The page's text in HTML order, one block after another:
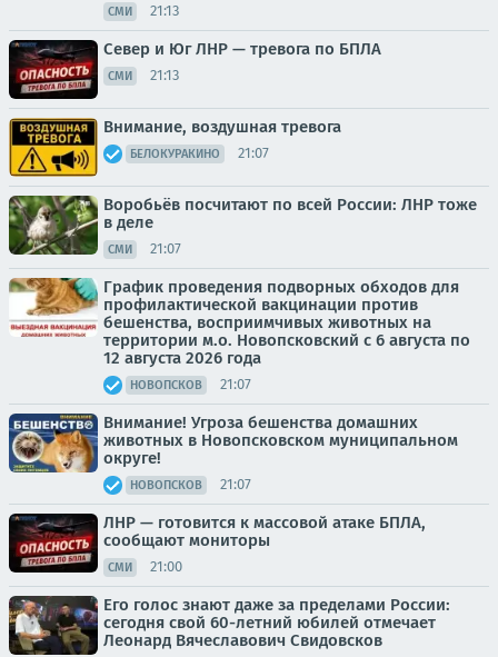
СМИ 21:13
Север и Юг ЛНР — тревога по БПЛА
СМИ 21:13
Внимание, воздушная тревога
БЕЛОКУРАКИНО 21:07
Воробьёв посчитают по всей России: ЛНР тоже
в деле
СМИ 21:07
График проведения подворных обходов для
профилактической вакцинации против
бешенства, восприимчивых животных на
территории м.о. Новопсковский с 6 августа по
12 августа 2026 года
НОВОПСКОВ 21:07
Внимание! Угроза бешенства домашних
животных в Новопсковском муниципальном
округе!
НОВОПСКОВ 21:07
ЛНР — готовится к массовой атаке БПЛА,
сообщают мониторы
СМИ 21:00
Его голос знают даже за пределами России:
сегодня свой 60-летний юбилей отмечает
Леонард Вячеславович Свидовсков